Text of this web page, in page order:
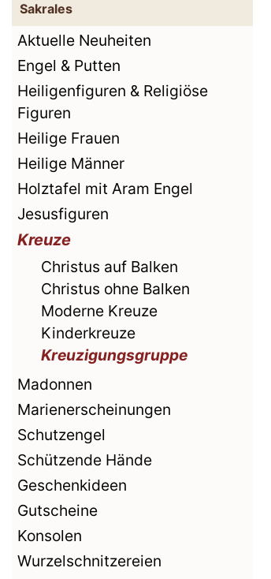
Sakrales
Aktuelle Neuheiten
Engel & Putten
Heiligenfiguren & Religiöse
Figuren
Heilige Frauen
Heilige Männer
Holztafel mit Aram Engel
Jesusfiguren
Kreuze
Christus auf Balken
Christus ohne Balken
Moderne Kreuze
Kinderkreuze
Kreuzigungsgruppe
Madonnen
Marienerscheinungen
Schutzengel
Schützende Hände
Geschenkideen
Gutscheine
Konsolen
Wurzelschnitzereien